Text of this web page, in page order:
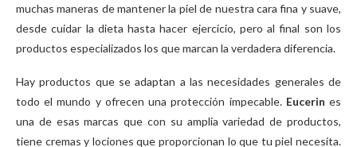
muchas maneras de mantener la piel de nuestra cara fina y suave,
desde cuidar la dieta hasta hacer ejercicio, pero al final son los
productos especializados los que marcan la verdadera diferencia.
Hay productos que se adaptan a las necesidades generales de
todo el mundo y ofrecen una protección impecable. Eucerines
una de esas marcas que con su amplia variedad de productos,
tiene cremas y lociones que proporcionan lo que tu piel necesita.